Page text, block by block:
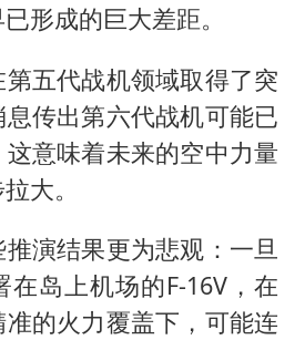
形成的巨大差距。
五代战机领域取得了突
传出第六代战机可能已
意味着未来的空中力量
大。
演结果更为悲观：一旦
在岛上机场的F-16V，在
的火力覆盖下，可能连